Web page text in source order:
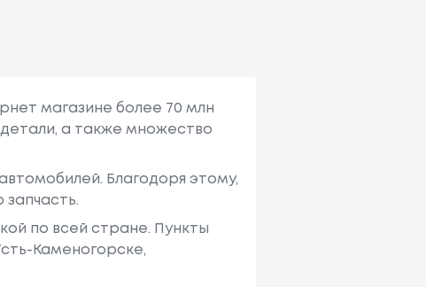
магазине более 70 млн
а также множество
Благодоря этому,
по всей стране. Пункты
Каменогорске,